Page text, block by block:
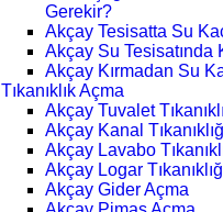
Gerekir?
Akçay Tesisatta Su
Akçay Su Tesisatında
Akçay Kırmadan Su
Tıkanıklık Açma
Akçay Tuvalet
Akçay Kanal
Akçay Lavabo
Akçay Logar
Akçay Gider Açma